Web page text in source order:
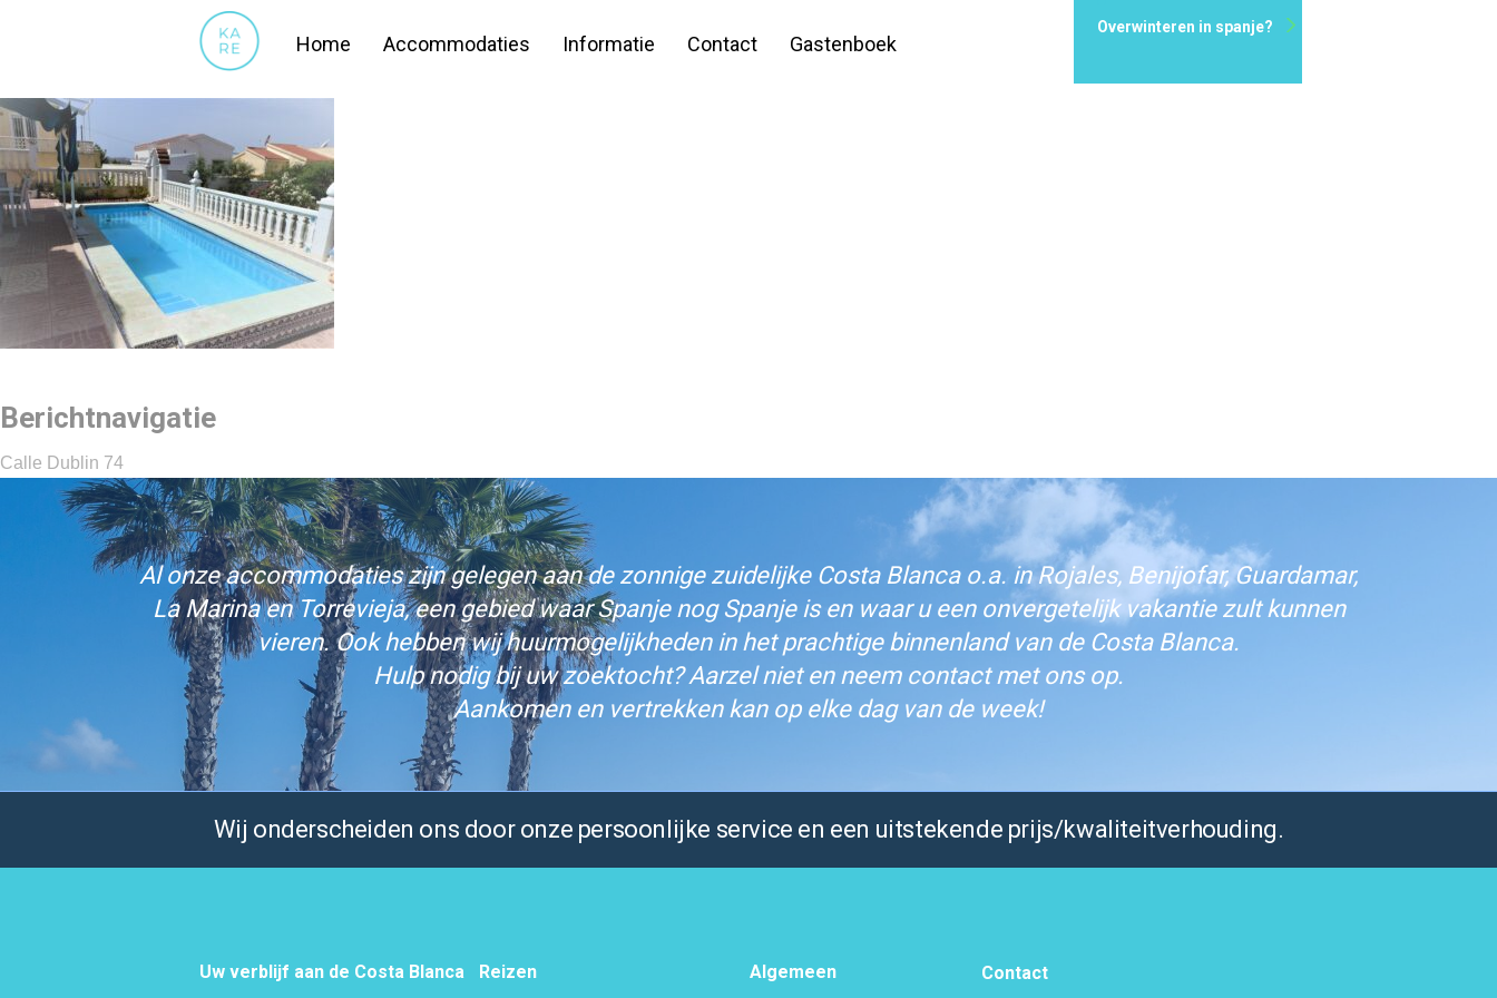
Home Accommodaties Informatie Contact Gastenboek
Overwinteren in spanje?
Berichtnavigatie
Calle Dublin 74
Al onze accommodaties zijn gelegen aan de zonnige zuidelijke Costa Blanca o.a. in Rojales, Benijofar, Guardamar,
La Marina en Torrevieja, een gebied waar Spanje nog Spanje is en waar u een onvergetelijk vakantie zult kunnen
vieren. Ook hebben wij huurmogelijkheden in het prachtige binnenland van de Costa Blanca.
Hulp nodig bij uw zoektocht? Aarzel niet en neem contact met ons op.
Aankomen en vertrekken kan op elke dag van de week!
Wij onderscheiden ons door onze persoonlijke service en een uitstekende prijs/kwaliteitverhouding.
Uw verblijf aan de Costa Blanca Reizen Algemeen Contact